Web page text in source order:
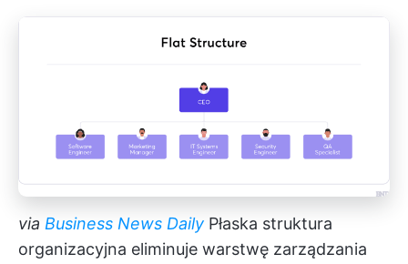
via Business News Daily Płaska struktura
organizacyjna eliminuje warstwę zarządzania